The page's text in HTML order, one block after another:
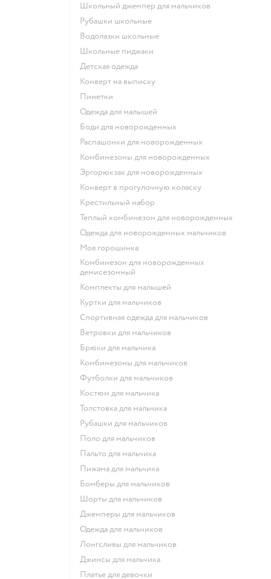
Школьный джемпер для мальчиков
Рубашки школьные
Водолазки школьные
Школьные пиджаки
Детская одежда
Конверт на выписку
Пинетки
Одежда для малышей
Боди для новорожденных
Распашонки для новорожденных
Комбинезоны для новорожденных
Эргорюкзак для новорожденных
Конверт в прогулочную коляску
Крестильный набор
Теплый комбинезон для новорожденных
Одежда для новорожденных мальчиков
Моя горошинка
Комбинезон для новорожденных
демисезонный
Комплекты для малышей
Куртки для мальчиков
Спортивная одежда для мальчиков
Ветровки для мальчиков
Брюки для мальчика
Комбинезоны для мальчиков
Футболки для мальчиков
Костюм для мальчика
Толстовка для мальчика
Рубашки для мальчиков
Поло для мальчиков
Пальто для мальчика
Пижама для мальчика
Бомберы для мальчиков
Шорты для мальчиков
Джемперы для мальчиков
Одежда для мальчиков
Лонгсливы для мальчиков
Джинсы для мальчика
Платье для девочки